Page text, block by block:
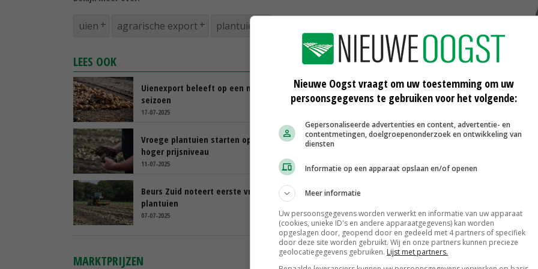
uien agrarische export plantuien
LEES OOK
Uienexport beleeft op een na beste
seizoen
17-07-2025
Kopers wachten op stabielere
uienmarkt
Vroege plantuien starten op iets
hoger prijsniveau
11-07-2025
Maximale bescherming voor
Beurs Zuid noteert eerste vroege
plantuien
07-07-2025
handvatten
05-07-2025
MARKTPRIJZEN
Nieuwe Oogst vraagt om uw toestemming om uw
persoonsgegevens te gebruiken voor het volgende:
Gepersonaliseerde advertenties en content, advertentie- en
contentmetingen, doelgroepenonderzoek en ontwikkeling van
diensten
Informatie op een apparaat opslaan en/of openen
Meer informatie
Uw persoonsgegevens worden verwerkt en informatie van uw apparaat
(cookies, unieke ID's en andere apparaatgegevens) kan worden
opgeslagen door, geopend door en gedeeld met 4 partners of specifiek
door deze site worden gebruikt. Wij en onze partners kunnen precieze
geolocatiegegevens gebruiken. Lijst met partners.